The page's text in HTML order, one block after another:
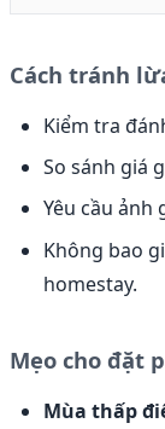
Cách tránh
Kiểm tra
So sánh giá
Yêu cầu ảnh
Không bao
homestay.
Mẹo cho đặt
Mùa thấp